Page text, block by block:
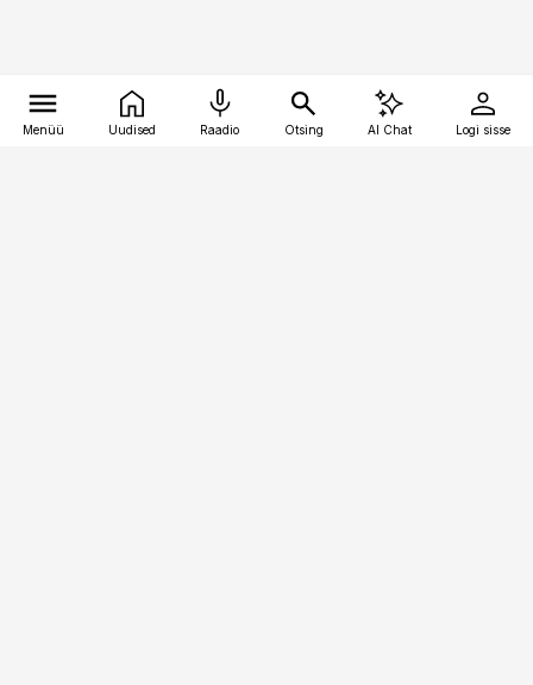
Menüü Uudised Raadio Otsing AI Chat Logi sisse